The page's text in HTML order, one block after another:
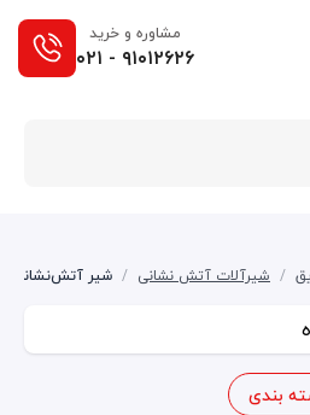
مشاوره و خرید
۰۲۱ - ۹۱۰۱۲۶۲۶
/ شیرآلات آتش نشانی / شیر آتش‌نشانی
بندی